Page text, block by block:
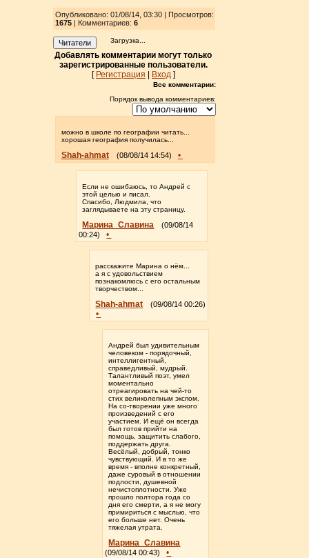
Опубликовано: 01/08/14, 03:30 | Просмотров:
1675| Комментариев: 6
Читатели Загрузка...
Добавлять комментарии могут только
зарегистрированные пользователи.
[ Регистрация Вход]
Все комментарии:
Порядок вывода комментариев:
можно в школе по географии читать...
хорошая география получилась...
Shah-ahmat (08/08/14 14:54) •
Если не ошибаюсь, то Андрей с
этой целью и писал.
Спасибо, Людмила, что
заглядываете на эту страницу.
Марина_Славина
(09/08/14
00:24)
•
расскажите Марина о нём...
а я с удовольствием
познакомлюсь с его остальным
творчеством...
Shah-ahmat (09/08/14 00:26)
•
Андрей был удивительным
человеком - порядочный,
интеллигентный,
справедливый, мудрый.
Талантливый поэт, умел
моментально
отреагировать на чей-то
стих великолепным экспом.
На со-творении уже много
произведений с его
участием. И ещё он всегда
был готов прийти на
помощь, защитить слабого,
поддержать друга.
Весёлый, добрый, тонко
чувствующий. И в то же
время - вполне конкретный,
даже суровый в отношении
подлости, душевной
нечистоплотности. Уже
прошло полтора года со
дня его смерти, а я не могу
примириться с мыслью, что
его больше нет. Очень
тяжелая утрата.
Марина_Славина
(09/08/14 00:43) •